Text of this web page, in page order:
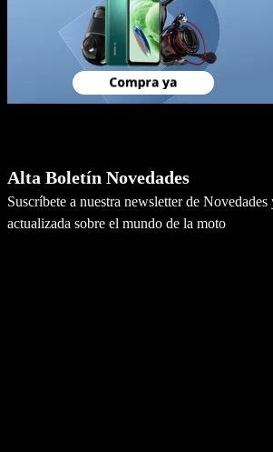
Alta Boletín Novedades
Suscríbete a nuestra newsletter de
actualizada sobre el mundo de la moto